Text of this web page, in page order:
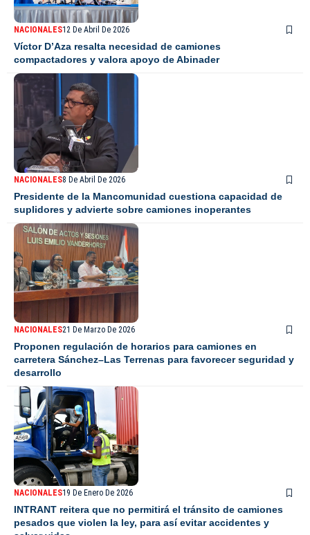
NACIONALES12 De Abril De 2026
Víctor D’Aza resalta necesidad de camiones
compactadores y valora apoyo de Abinader
NACIONALES8 De Abril De 2026
Presidente de la Mancomunidad cuestiona capacidad de
suplidores y advierte sobre camiones inoperantes
NACIONALES21 De Marzo De 2026
Proponen regulación de horarios para camiones en
carretera Sánchez–Las Terrenas para favorecer seguridad y
desarrollo
NACIONALES19 De Enero De 2026
INTRANT reitera que no permitirá el tránsito de camiones
pesados que violen la ley, para así evitar accidentes y